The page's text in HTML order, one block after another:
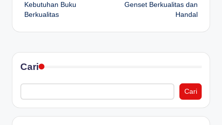
Kebutuhan Buku
Berkualitas
Genset Berkualitas dan
Handal
Cari
Cari